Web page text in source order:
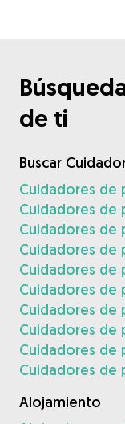
de ti
Buscar
Cuidadores de
Cuidadores de
Cuidadores de
Cuidadores de
Cuidadores de
Cuidadores de
Cuidadores de
Cuidadores de
Cuidadores de
Cuidadores de
Alojamiento